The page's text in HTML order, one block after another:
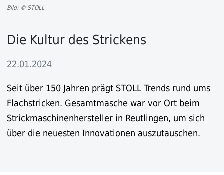
Bild: © STOLL
Die Kultur des Strickens
22.01.2024
Seit über 150 Jahren prägt STOLL Trends rund ums
Flachstricken. Gesamtmasche war vor Ort beim
Strickmaschinenhersteller in Reutlingen, um sich
über die neuesten Innovationen auszutauschen.